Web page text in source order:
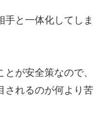
手と一体化してしま
が安全策なので、
されるのが何より苦